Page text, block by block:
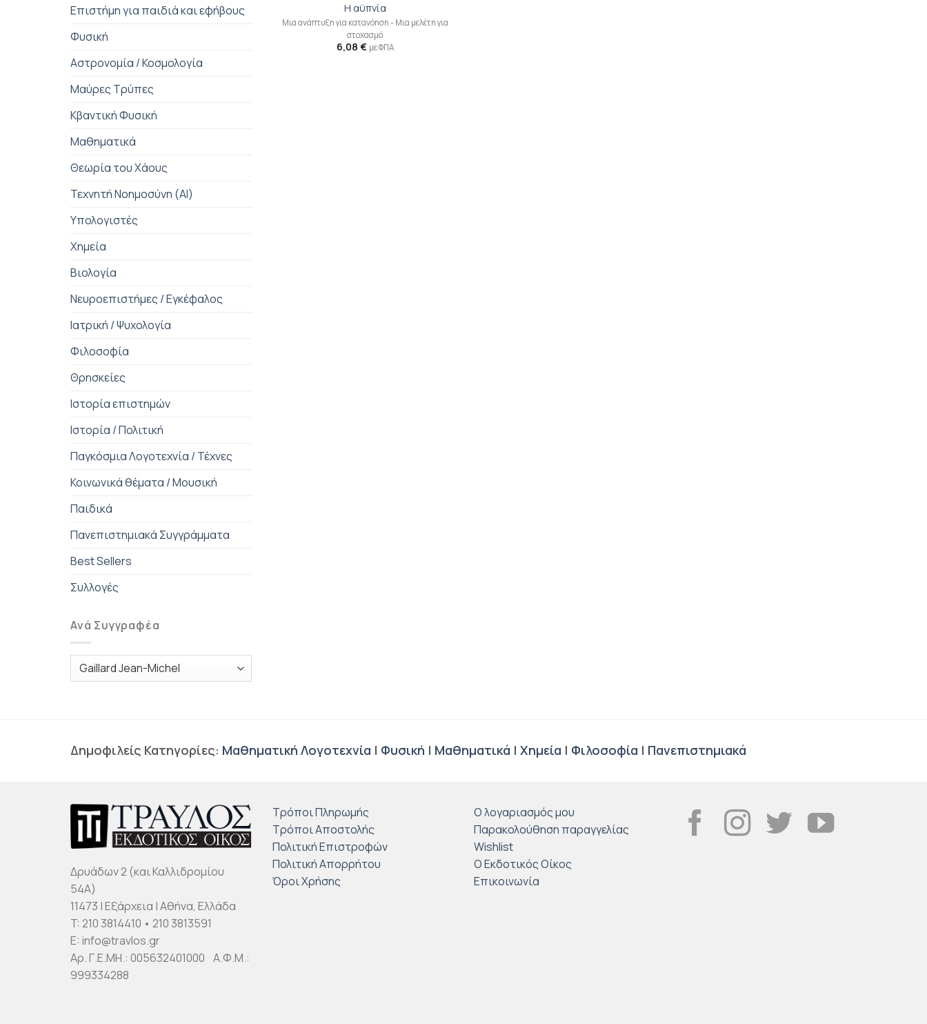
Επιστήμη για παιδιά και εφήβους
Φυσική
Αστρονομία / Κοσμολογία
Μαύρες Τρύπες
Κβαντική Φυσική
Μαθηματικά
Θεωρία του Χάους
Τεχνητή Νοημοσύνη (AI)
Υπολογιστές
Χημεία
Βιολογία
Νευροεπιστήμες / Εγκέφαλος
Ιατρική / Ψυχολογία
Φιλοσοφία
Θρησκείες
Ιστορία επιστημών
Ιστορία / Πολιτική
Παγκόσμια Λογοτεχνία / Τέχνες
Κοινωνικά θέματα / Μουσική
Παιδικά
Πανεπιστημιακά Συγγράμματα
Best Sellers
Συλλογές
Ανά Συγγραφέα
Η αϋπνία
Μια ανάπτυξη για κατανόηση - Mια μελέτη για
στοχασμό
6,08 € με ΦΠΑ
Δημοφιλείς Κατηγορίες: Μαθηματική Λογοτεχνία | Φυσική | Μαθηματικά | Χημεία | Φιλοσοφία | Πανεπιστημιακά
Δρυάδων 2 (και Καλλιδρομίου
54Α)
11473 | Εξάρχεια | Αθήνα, Ελλάδα
T: 210 3814410 • 210 3813591
E: info@travlos.gr
Αρ. Γ.Ε.ΜΗ.: 005632401000 Α.Φ.Μ.:
999334288
Τρόποι Πληρωμής
Τρόποι Αποστολής
Πολιτική Επιστροφών
Πολιτική Απορρήτου
Όροι Χρήσης
Ο λογαριασμός μου
Παρακολούθηση παραγγελίας
Wishlist
Ο Εκδοτικός Οίκος
Επικοινωνία